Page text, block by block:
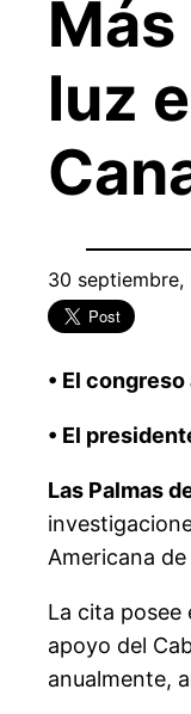
luz
30 septiembre,
• El
• El
Las Palmas
Americana
La cita posee
apoyo del
anualmente,